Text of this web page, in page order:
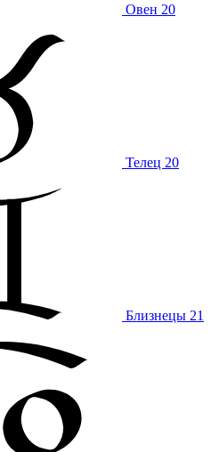
Овен 20
Телец 20
Близнецы 21